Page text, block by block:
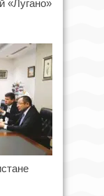
«Лугано»